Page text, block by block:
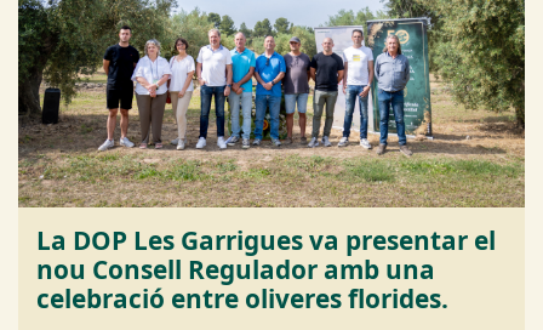
La DOP Les Garrigues va presentar el
nou Consell Regulador amb una
celebració entre oliveres florides.